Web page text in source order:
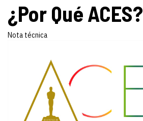
¿Por Qué ACES?
Nota técnica